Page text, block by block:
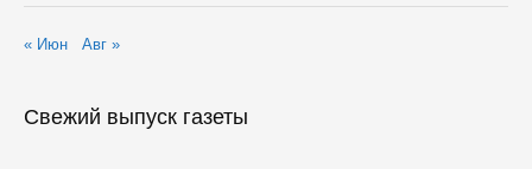
« Июн Авг »
Свежий выпуск газеты